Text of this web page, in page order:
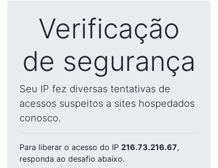
Verificação
de segurança
Seu IP fez diversas tentativas de
acessos suspeitos a sites hospedados
conosco.
Para liberar o acesso do IP 216.73.216.67,
responda ao desafio abaixo.